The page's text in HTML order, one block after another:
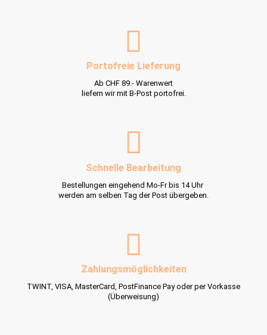
Portofreie Lieferung
Ab CHF 89.- Warenwert
liefern wir mit B-Post portofrei.
Schnelle Bearbeitung
Bestellungen eingehend Mo-Fr bis 14 Uhr
werden am selben Tag der Post übergeben.
Zahlungsmöglichkeiten
TWINT, VISA, MasterCard, PostFinance Pay oder per Vorkasse
(Überweisung)